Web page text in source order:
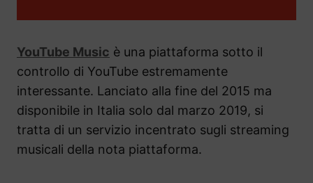
YouTube Music è una piattaforma sotto il
controllo di YouTube estremamente
interessante. Lanciato alla fine del 2015 ma
disponibile in Italia solo dal marzo 2019, si
tratta di un servizio incentrato sugli streaming
musicali della nota piattaforma.